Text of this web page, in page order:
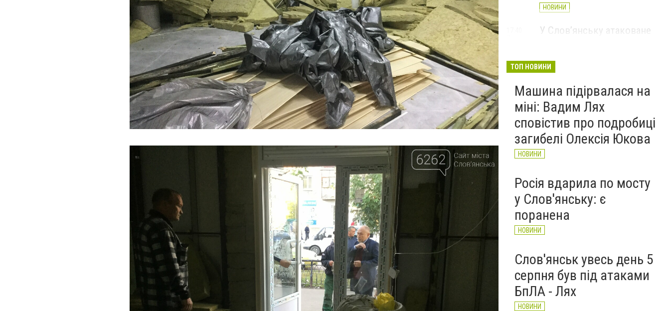
НОВИНИ
У Слов’янську атаковане
НОВИНИ
ТОП НОВИНИ
Машина підірвалася на
міні: Вадим Лях
сповістив про подробиці
загибелі Олексія Юкова
НОВИНИ
Росія вдарила по мосту
у Слов'янську: є
поранена
НОВИНИ
Слов'янськ увесь день 5
серпня був під атаками
БпЛА - Лях
НОВИНИ